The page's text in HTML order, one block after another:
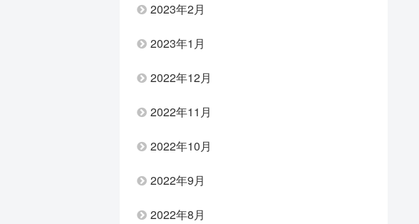
2023年2月
2023年1月
2022年12月
2022年11月
2022年10月
2022年9月
2022年8月